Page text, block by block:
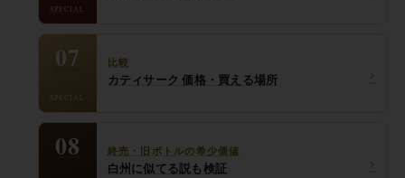
SPECIAL
07
SPECIAL
比較
カティサーク 価格・買える場所 ›
08 終売・旧ボトルの希少価値
白州に似てる説も検証 ›